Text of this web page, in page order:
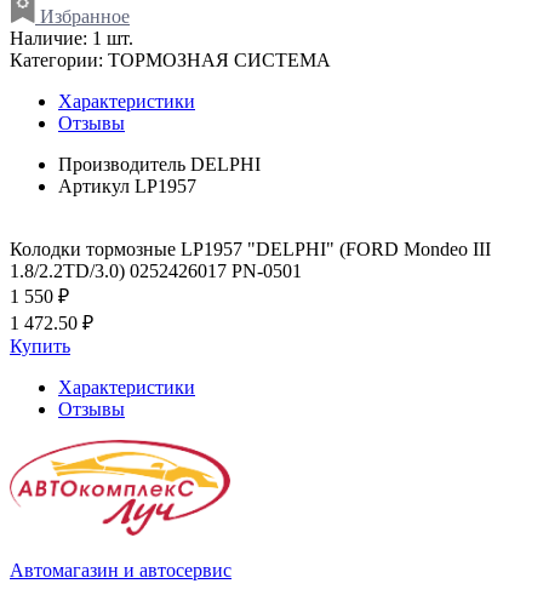
Избранное
Наличие: 1 шт.
Категории: ТОРМОЗНАЯ СИСТЕМА
Характеристики
Отзывы
Производитель DELPHI
Артикул LP1957
Колодки тормозные LP1957 "DELPHI" (FORD Mondeo III
1.8/2.2TD/3.0) 0252426017 PN-0501
1 550 ₽
1 472.50 ₽
Купить
Характеристики
Отзывы
Автомагазин и автосервис